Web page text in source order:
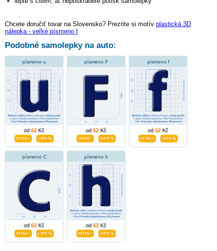
Chcete doručiť tovar na Slovensko? Prezrite si motív plastická 3D
nálepka - veľké písmeno I
Podobné samolepky na auto:
písmeno u
od 62 Kč
písmeno F
od 62 Kč
písmeno f
od 62 Kč
písmeno C
od 62 Kč
písmeno h
od 62 Kč